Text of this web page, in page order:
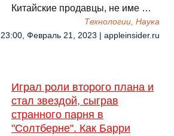
Китайские продавцы, не име …
Технологии, Наука
23:00, Февраль 21, 2023 | appleinsider.ru
Играл роли второго плана и
стал звездой, сыграв
странного парня в
"Солтберне". Как Барри